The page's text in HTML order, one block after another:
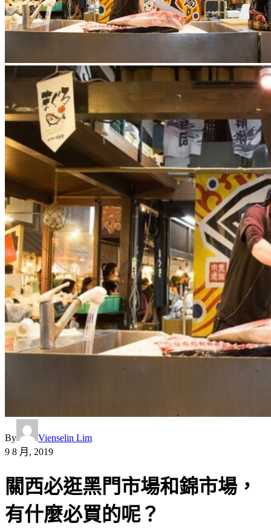
By
Vienselin Lim
9 8 月, 2019
關西必逛黑門市場和錦市場，
有什麼必買的呢？